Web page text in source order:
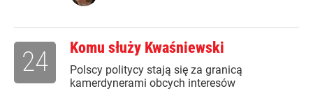
Komu służy Kwaśniewski
Polscy politycy stają się za granicą
kamerdynerami obcych interesów
24